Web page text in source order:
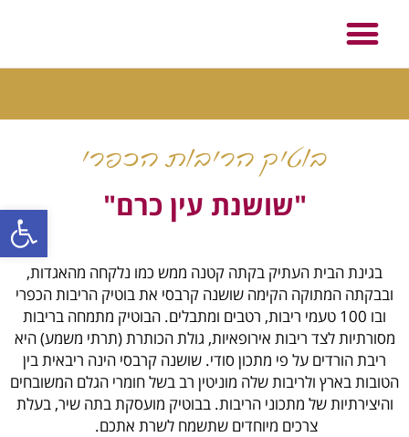
פתח
בוטיק הריבות הכפרי
"שושנת עין כרם"
בגינת הבית העתיק בקתה קטנה ממש כמו נלקחה מהאגדות,
ובבקתה המתוקה הקימה שושנה קרבסי את בוטיק הריבות הכפרי
ובו 100 טעמי ריבות, רטבים ומתבלים. הבוטיק מתמחה בריבות
מסורתיות לצד ריבות אירופאיות, גולת הכותרת (תרתי משמע) היא
ריבת הורדים על פי מתכון סודי. שושנה קרבסי הינה ריבאית בין
הטובות בארץ ולריבות שלה מוניטין רב בשל חומרי הגלם המשובחים
והיצירתיות של מתכוני הריבות. בבוטיק מועסקת בתה שיר, בעלת
צרכים מיוחדים שתשמח לשרת אתכם.